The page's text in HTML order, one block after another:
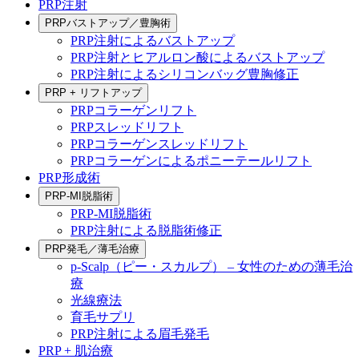
PRP注射
PRPバストアップ／豊胸術
PRP注射によるバストアップ
PRP注射とヒアルロン酸によるバストアップ
PRP注射によるシリコンバッグ豊胸修正
PRP + リフトアップ
PRPコラーゲンリフト
PRPスレッドリフト
PRPコラーゲンスレッドリフト
PRPコラーゲンによるポニーテールリフト
PRP形成術
PRP-MI脱脂術
PRP-MI脱脂術
PRP注射による脱脂術修正
PRP発毛／薄毛治療
p-Scalp（ピー・スカルプ） – 女性のための薄毛治
療
光線療法
育毛サプリ
PRP注射による眉毛発毛
PRP + 肌治療